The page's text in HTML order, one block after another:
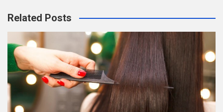
Related Posts